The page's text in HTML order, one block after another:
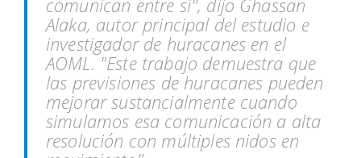
comunican entre sí", dijo Ghassan
Alaka, autor principal del estudio e
investigador de huracanes en el
AOML. "Este trabajo demuestra que
las previsiones de huracanes pueden
mejorar sustancialmente cuando
simulamos esa comunicación a alta
resolución con múltiples nidos en